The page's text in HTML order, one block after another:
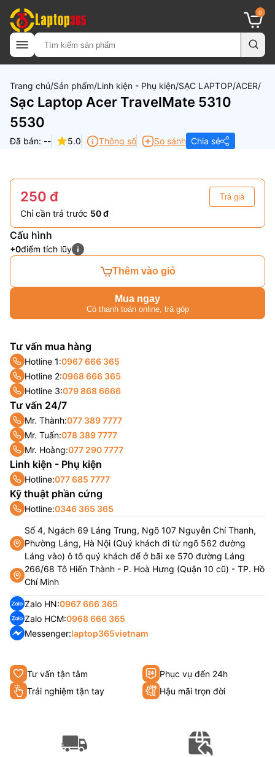
0
Trang chủ Sản phẩm Linh kiện - Phụ kiện SẠC LAPTOP ACER
Sạc Laptop Acer TravelMate 5310
5530
Đã bán: -- 5.0 Thông số So sánh Chia sẻ
Tư vấn tận tâm
Phục vụ đến 24h
Trải nghiệm tận tay
Hậu mãi trọn đời
250 đ Trả giá
Chỉ cần trả trước 50 đ
Cấu hình
+0điểm tích lũy
Thêm vào giỏ
Mua ngay
Có thanh toán online, trả góp
Tư vấn mua hàng
Hotline 1:0967 666 365
Hotline 2:0968 666 365
Hotline 3:079 868 6666
Tư vấn 24/7
Mr. Thành:077 389 7777
Mr. Tuấn:078 389 7777
Mr. Hoàng:077 290 7777
Linh kiện - Phụ kiện
Hotline:077 685 7777
Kỹ thuật phần cứng
Hotline:0346 365 365
Số 4, Ngách 69 Láng Trung, Ngõ 107 Nguyễn Chí Thanh,
Phường Láng, Hà Nội (Quý khách đi từ ngõ 562 đường
Láng vào) ô tô quý khách để ở bãi xe 570 đường Láng
266/68 Tô Hiến Thành - P. Hoà Hưng (Quận 10 cũ) - TP. Hồ
Chí Minh
Zalo HN:0967 666 365
Zalo HCM:0968 666 365
Messenger:laptop365vietnam